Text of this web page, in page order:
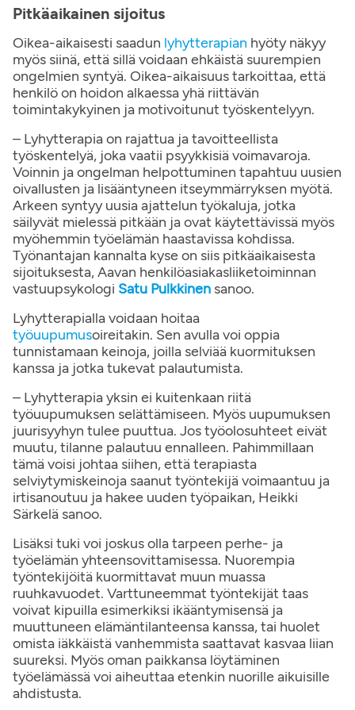
Pitkäaikainen sijoitus
Oikea-aikaisesti saadun lyhytterapian hyöty näkyy
myös siinä, että sillä voidaan ehkäistä suurempien
ongelmien syntyä. Oikea-aikaisuus tarkoittaa, että
henkilö on hoidon alkaessa yhä riittävän
toimintakykyinen ja motivoitunut työskentelyyn.
– Lyhytterapia on rajattua ja tavoitteellista
työskentelyä, joka vaatii psyykkisiä voimavaroja.
Voinnin ja ongelman helpottuminen tapahtuu uusien
oivallusten ja lisääntyneen itseymmärryksen myötä.
Arkeen syntyy uusia ajattelun työkaluja, jotka
säilyvät mielessä pitkään ja ovat käytettävissä myös
myöhemmin työelämän haastavissa kohdissa.
Työnantajan kannalta kyse on siis pitkäaikaisesta
sijoituksesta, Aavan henkilöasiakasliiketoiminnan
vastuupsykologi Satu Pulkkinen sanoo.
Lyhytterapialla voidaan hoitaa
työuupumusoireitakin. Sen avulla voi oppia
tunnistamaan keinoja, joilla selviää kuormituksen
kanssa ja jotka tukevat palautumista.
– Lyhytterapia yksin ei kuitenkaan riitä
työuupumuksen selättämiseen. Myös uupumuksen
juurisyyhyn tulee puuttua. Jos työolosuhteet eivät
muutu, tilanne palautuu ennalleen. Pahimmillaan
tämä voisi johtaa siihen, että terapiasta
selviytymiskeinoja saanut työntekijä voimaantuu ja
irtisanoutuu ja hakee uuden työpaikan, Heikki
Särkelä sanoo.
Lisäksi tuki voi joskus olla tarpeen perhe- ja
työelämän yhteensovittamisessa. Nuorempia
työntekijöitä kuormittavat muun muassa
ruuhkavuodet. Varttuneemmat työntekijät taas
voivat kipuilla esimerkiksi ikääntymisensä ja
muuttuneen elämäntilanteensa kanssa, tai huolet
omista iäkkäistä vanhemmista saattavat kasvaa liian
suureksi. Myös oman paikkansa löytäminen
työelämässä voi aiheuttaa etenkin nuorille aikuisille
ahdistusta.